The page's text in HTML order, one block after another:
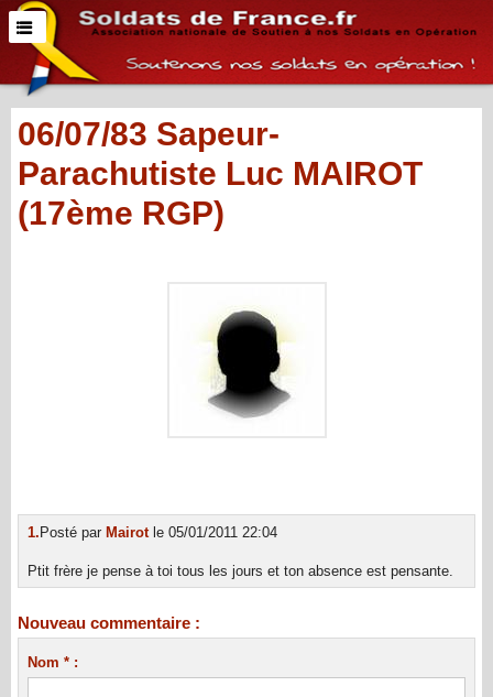
06/07/83 Sapeur-
Parachutiste Luc MAIROT
(17ème RGP)
1.Posté par Mairot le 05/01/2011 22:04
Ptit frère je pense à toi tous les jours et ton absence est pensante.
Nouveau commentaire :
Nom * :